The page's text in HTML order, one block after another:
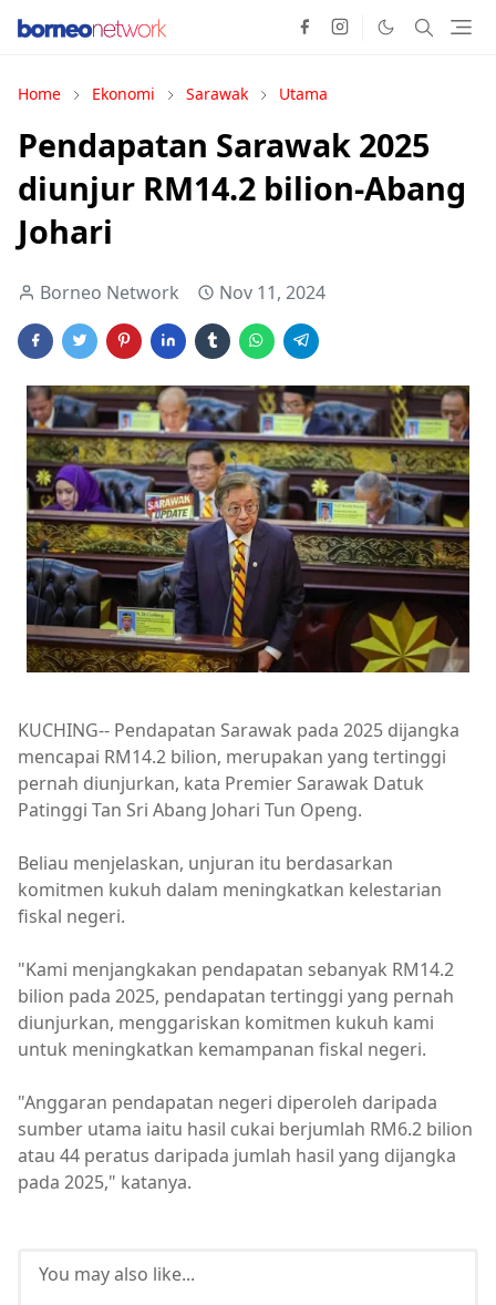
Home Ekonomi Sarawak Utama
Pendapatan Sarawak 2025
diunjur RM14.2 bilion-Abang
Johari
Borneo Network Nov 11, 2024
KUCHING-- Pendapatan Sarawak pada 2025 dijangka
mencapai RM14.2 bilion, merupakan yang tertinggi
pernah diunjurkan, kata Premier Sarawak Datuk
Patinggi Tan Sri Abang Johari Tun Openg.
Beliau menjelaskan, unjuran itu berdasarkan
komitmen kukuh dalam meningkatkan kelestarian
fiskal negeri.
"Kami menjangkakan pendapatan sebanyak RM14.2
bilion pada 2025, pendapatan tertinggi yang pernah
diunjurkan, menggariskan komitmen kukuh kami
untuk meningkatkan kemampanan fiskal negeri.
"Anggaran pendapatan negeri diperoleh daripada
sumber utama iaitu hasil cukai berjumlah RM6.2 bilion
atau 44 peratus daripada jumlah hasil yang dijangka
pada 2025," katanya.
You may also like...